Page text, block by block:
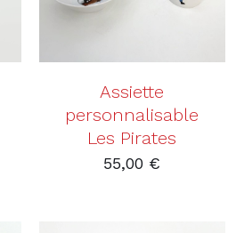
Assiette
personnalisable
Les Pirates
55,00 €